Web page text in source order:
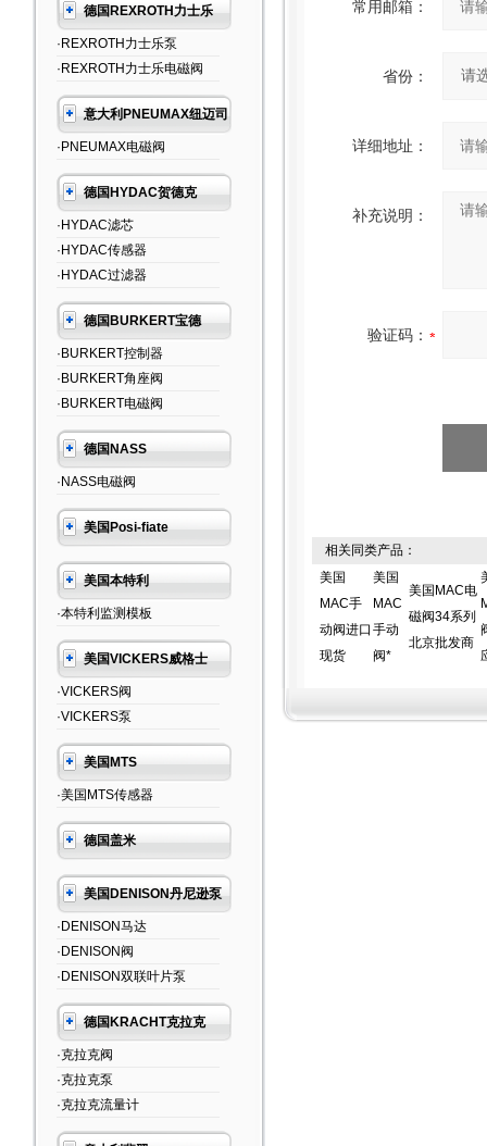
德国REXROTH力士乐
·REXROTH力士乐泵
·REXROTH力士乐电磁阀
意大利PNEUMAX纽迈司
·PNEUMAX电磁阀
德国HYDAC贺德克
·HYDAC滤芯
·HYDAC传感器
·HYDAC过滤器
德国BURKERT宝德
·BURKERT控制器
·BURKERT角座阀
·BURKERT电磁阀
德国NASS
·NASS电磁阀
美国Posi-fiate
美国本特利
·本特利监测模板
美国VICKERS威格士
·VICKERS阀
·VICKERS泵
美国MTS
·美国MTS传感器
德国盖米
美国DENISON丹尼逊泵
·DENISON马达
·DENISON阀
·DENISON双联叶片泵
德国KRACHT克拉克
·克拉克阀
·克拉克泵
·克拉克流量计
常用邮箱：
省份：
详细地址：
补充说明：
验证码：
相关同类产品：
美国
MAC手
动阀进口
现货
美国
MAC
手动
阀*
美国MAC电
磁阀34系列
北京批发商